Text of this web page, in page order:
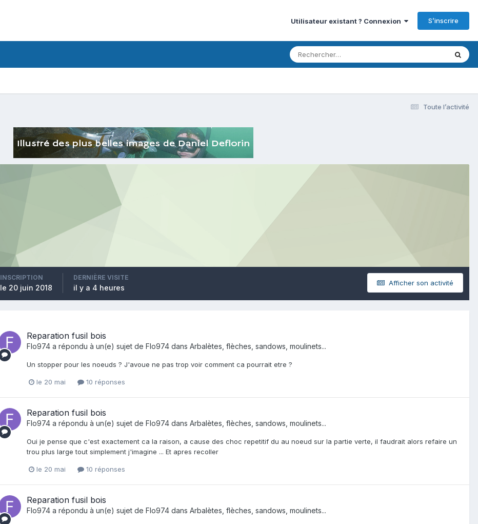
Utilisateur existant ? Connexion S’inscrire
Toute l’activité
Afficher son activité
INSCRIPTION
le 20 juin 2018
DERNIÈRE VISITE
il y a 4 heures
Reparation fusil bois
Flo974 a répondu à un(e) sujet de Flo974 dans Arbalètes, flèches, sandows, moulinets...
Un stopper pour les noeuds ? J'avoue ne pas trop voir comment ca pourrait etre ?
le 20 mai 10 réponses
Reparation fusil bois
Flo974 a répondu à un(e) sujet de Flo974 dans Arbalètes, flèches, sandows, moulinets...
Oui je pense que c'est exactement ca la raison, a cause des choc repetitif du au noeud sur la partie verte, il faudrait alors refaire un
trou plus large tout simplement j'imagine ... Et apres recoller
le 20 mai 10 réponses
Reparation fusil bois
Flo974 a répondu à un(e) sujet de Flo974 dans Arbalètes, flèches, sandows, moulinets...